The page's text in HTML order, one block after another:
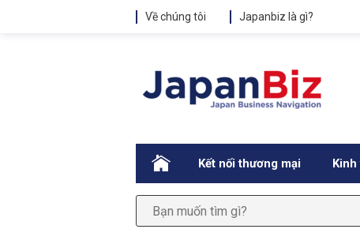
Về chúng tôi Japanbiz là gì?
. Kết nối thương mại Kinh